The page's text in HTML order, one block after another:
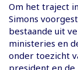
Om het traject
Simons
bestaande uit
ministeries en
onder toezicht